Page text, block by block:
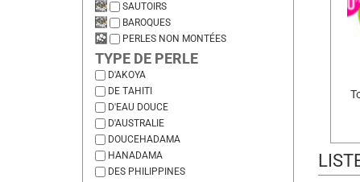
SAUTOIRS
BAROQUES
PERLES NON MONTÉES
TYPE DE PERLE
D'AKOYA
DE TAHITI
D'EAU DOUCE
D'AUSTRALIE
DOUCEHADAMA
HANADAMA
DES PHILIPPINES